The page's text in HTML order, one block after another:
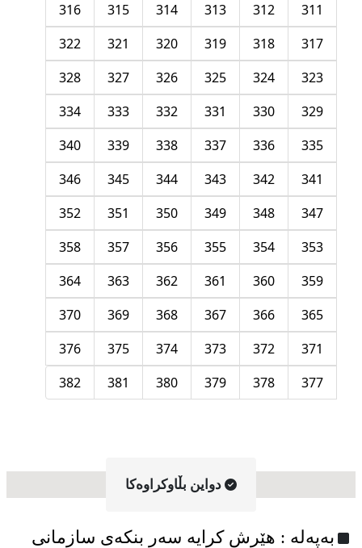
311
312
313
314
315
316
317
318
319
320
321
322
323
324
325
326
327
328
329
330
331
332
333
334
335
336
337
338
339
340
341
342
343
344
345
346
347
348
349
350
351
352
353
354
355
356
357
358
359
360
361
362
363
364
365
366
367
368
369
370
371
372
373
374
375
376
377
378
379
380
381
382
دواین بڵاوکراوه‌کا
به‌په‌له‌ : هێرش کرایە سەر بنکەی سازمانی